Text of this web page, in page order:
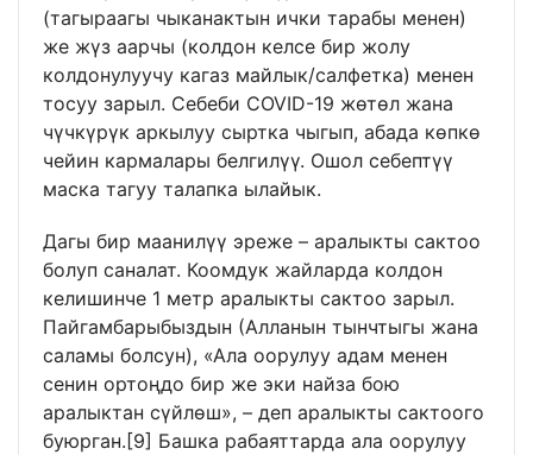
(тагыраагы чыканактын ички тарабы менен)
же жүз аарчы (колдон келсе бир жолу
колдонулуучу кагаз майлык/салфетка) менен
тосуу зарыл. Себеби COVID-19 жөтөл жана
чүчкүрүк аркылуу сыртка чыгып, абада көпкө
чейин кармалары белгилүү. Ошол себептүү
маска тагуу талапка ылайык.
Дагы бир маанилүү эреже – аралыкты сактоо
болуп саналат. Коомдук жайларда колдон
келишинче 1 метр аралыкты сактоо зарыл.
Пайгамбарыбыздын (Алланын тынчтыгы жана
саламы болсун), «Ала оорулуу адам менен
сенин ортоңдо бир же эки найза бою
аралыктан сүйлөш», – деп аралыкты сактоого
буюрган. [9] Башка рабаяттарда ала оорулуу